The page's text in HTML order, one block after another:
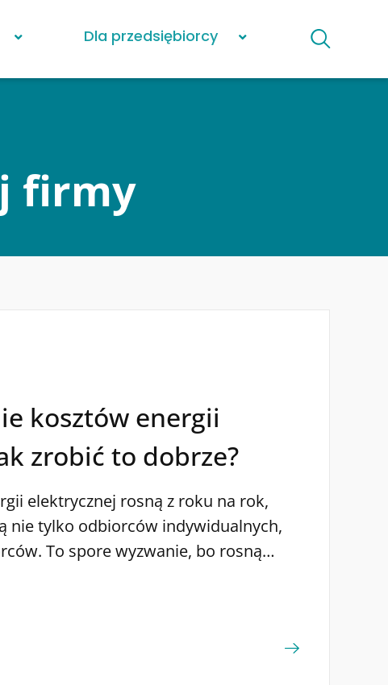
Dla przedsiębiorcy
firmy
kosztów energii
zrobić to dobrze?
elektrycznej rosną z roku na rok,
nie tylko odbiorców indywidualnych,
To spore wyzwanie, bo rosną
Poznaj kilka praktycznych
firmy. Dlaczego warto ograniczać